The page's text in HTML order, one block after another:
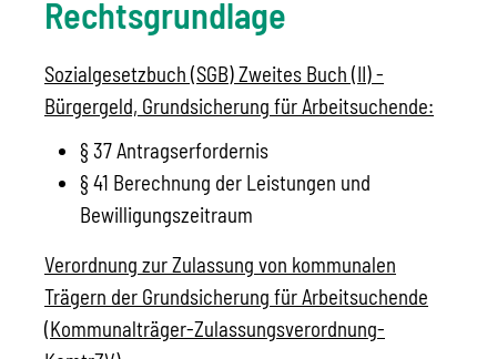
Rechtsgrundlage
Sozialgesetzbuch (SGB) Zweites Buch (II) -
Bürgergeld, Grundsicherung für Arbeitsuchende:
§ 37 Antragserfordernis
§ 41 Berechnung der Leistungen und
Bewilligungszeitraum
Verordnung zur Zulassung von kommunalen
Trägern der Grundsicherung für Arbeitsuchende
(Kommunalträger-Zulassungsverordnung-